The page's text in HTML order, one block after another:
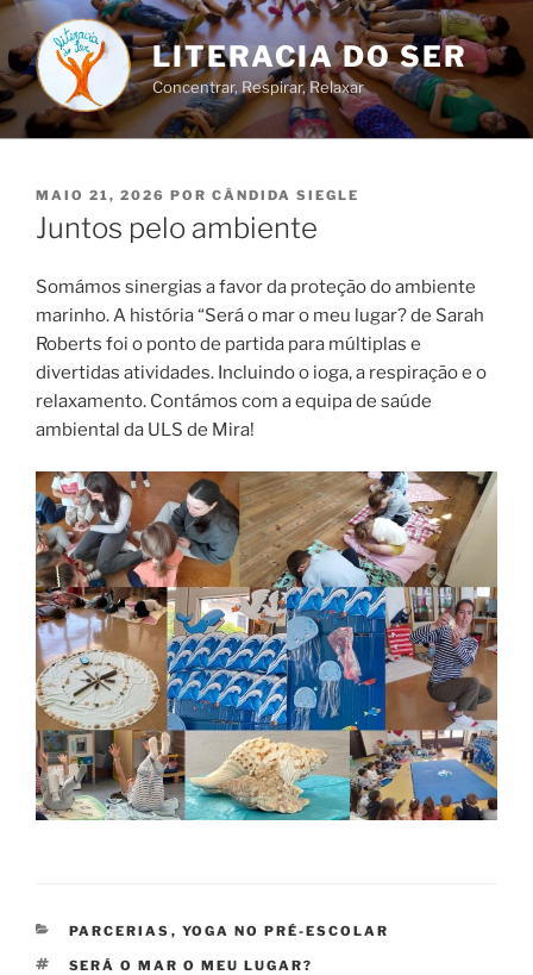
Saltar
para
o
conteúdo
LITERACIA DO SER
Concentrar, Respirar, Relaxar
PUBLICADO
EM
MAIO 21, 2026 POR CÂNDIDA SIEGLE
Juntos pelo ambiente
Somámos sinergias a favor da proteção do ambiente
marinho. A história “Será o mar o meu lugar? de Sarah
Roberts foi o ponto de partida para múltiplas e
divertidas atividades. Incluindo o ioga, a respiração e o
relaxamento. Contámos com a equipa de saúde
ambiental da ULS de Mira!
CATEGORIAS
PARCERIAS , YOGA NO PRÉ-ESCOLAR
ETIQUETAS
SERÁ O MAR O MEU LUGAR?